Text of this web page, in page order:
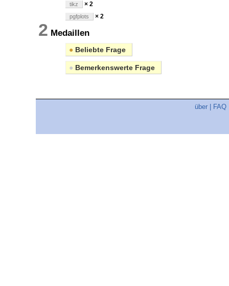
tikz × 2
pgfplots × 2
2 Medaillen
● Beliebte Frage
● Bemerkenswerte Frage
über FAQ